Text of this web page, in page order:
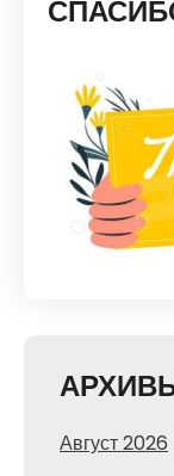
Август 2026